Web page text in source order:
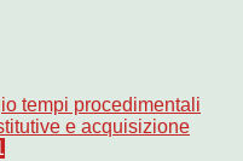
tempi procedimentali
e acquisizione